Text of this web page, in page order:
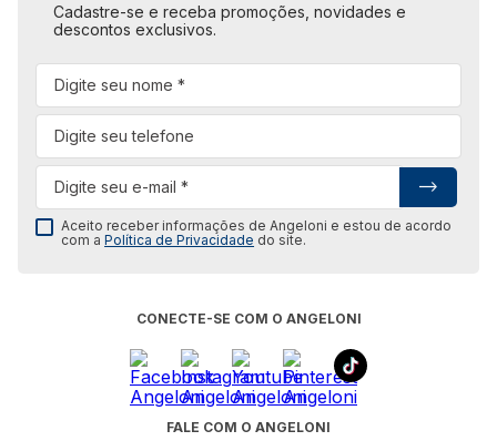
Cadastre-se e receba promoções, novidades e
descontos exclusivos.
Aceito receber informações de Angeloni e estou de acordo
com aPolítica de Privacidade do site.
CONECTE-SE COM O ANGELONI
FALE COM O ANGELONI